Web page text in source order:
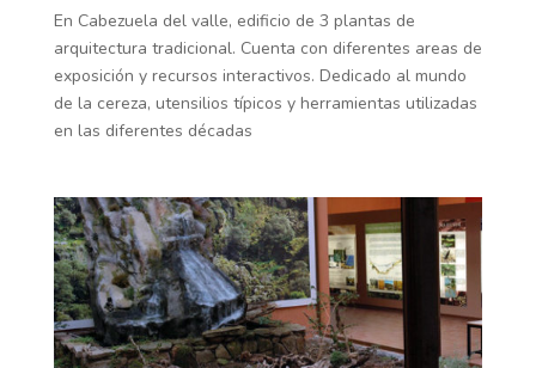
En Cabezuela del valle, edificio de 3 plantas de
arquitectura tradicional. Cuenta con diferentes areas de
exposición y recursos interactivos. Dedicado al mundo
de la cereza, utensilios típicos y herramientas utilizadas
en las diferentes décadas